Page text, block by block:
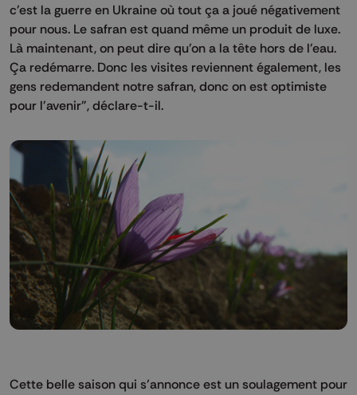
c'est la guerre en Ukraine où tout ça a joué négativement
pour nous. Le safran est quand même un produit de luxe.
Là maintenant, on peut dire qu'on a la tête hors de l'eau.
Ça redémarre. Donc les visites reviennent également, les
gens redemandent notre safran, donc on est optimiste
pour l'avenir", déclare-t-il.
Cette belle saison qui s’annonce est un soulagement pour